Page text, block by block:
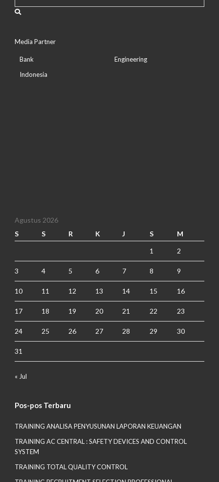
Media Partner
Bank
Indonesia
Engineering
Agustus 2026
S
S R K J S M
1 2
3 4 5 6 7 8 9
10 11 12 13 14 15 16
17 18 19 20 21 22 23
24 25 26 27 28 29 30
31
« Jul
Pos-pos Terbaru
TRAINING ANALISA PENYUSUNAN LAPORAN KEUANGAN
TRAINING AC CENTRAL : SAFETY DEVICES AND CONTROL
SYSTEM
TRAINING TOTAL QUALITY CONTROL